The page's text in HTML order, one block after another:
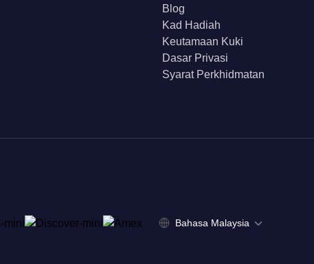
Blog
Kad Hadiah
Keutamaan Kuki
Dasar Privasi
Syarat Perkhidmatan
Bahasa Malaysia